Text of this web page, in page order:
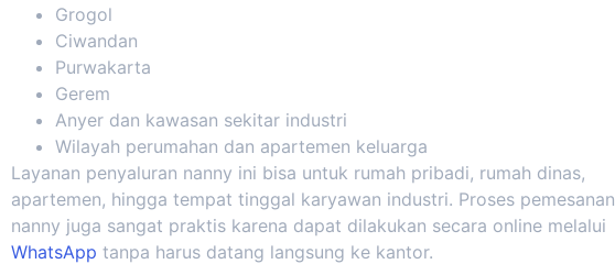
Grogol
Ciwandan
Purwakarta
Gerem
Anyer dan kawasan sekitar industri
Wilayah perumahan dan apartemen keluarga
Layanan penyaluran nanny ini bisa untuk rumah pribadi, rumah dinas,
apartemen, hingga tempat tinggal karyawan industri. Proses pemesanan
nanny juga sangat praktis karena dapat dilakukan secara online melalui
WhatsApp tanpa harus datang langsung ke kantor.